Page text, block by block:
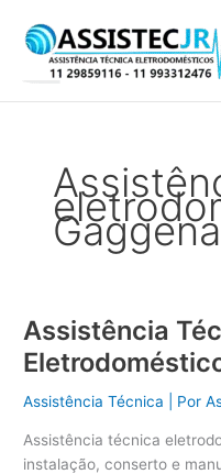
para
conteúdo
Assistência
Assistência Técnica | Por
Assistência técnica
instalação, conserto e
Assistência
Técnica
Eletrodomésticos
em
Paulo